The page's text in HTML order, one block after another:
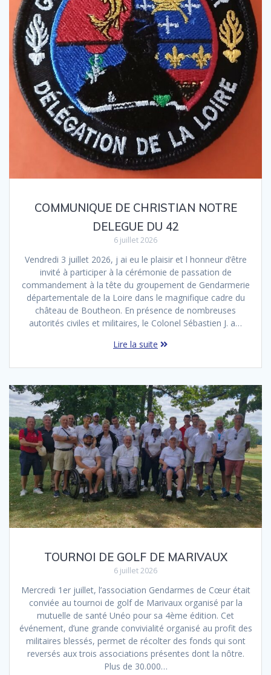
COMMUNIQUE DE CHRISTIAN NOTRE
DELEGUE DU 42
6 juillet 2026
Vendredi 3 juillet 2026, j ai eu le plaisir et l honneur d’être
invité à participer à la cérémonie de passation de
commandement à la tête du groupement de Gendarmerie
départementale de la Loire dans le magnifique cadre du
château de Boutheon. En présence de nombreuses
autorités civiles et militaires, le Colonel Sébastien J. a…
Lire la suite
TOURNOI DE GOLF DE MARIVAUX
6 juillet 2026
Mercredi 1er juillet, l’association Gendarmes de Cœur était
conviée au tournoi de golf de Marivaux organisé par la
mutuelle de santé Unéo pour sa 4ème édition. Cet
événement, d’une grande convivialité organisé au profit des
militaires blessés, permet de récolter des fonds qui sont
reversés aux trois associations présentes dont la nôtre.
Plus de 30.000…